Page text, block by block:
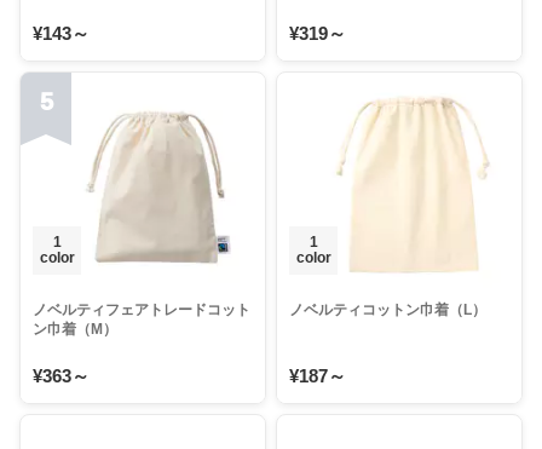
¥143～ ¥319～
5
1
color
ノベルティフェアトレードコット
ン巾着（M）
¥363～
1
color
ノベルティコットン巾着（L）
¥187～